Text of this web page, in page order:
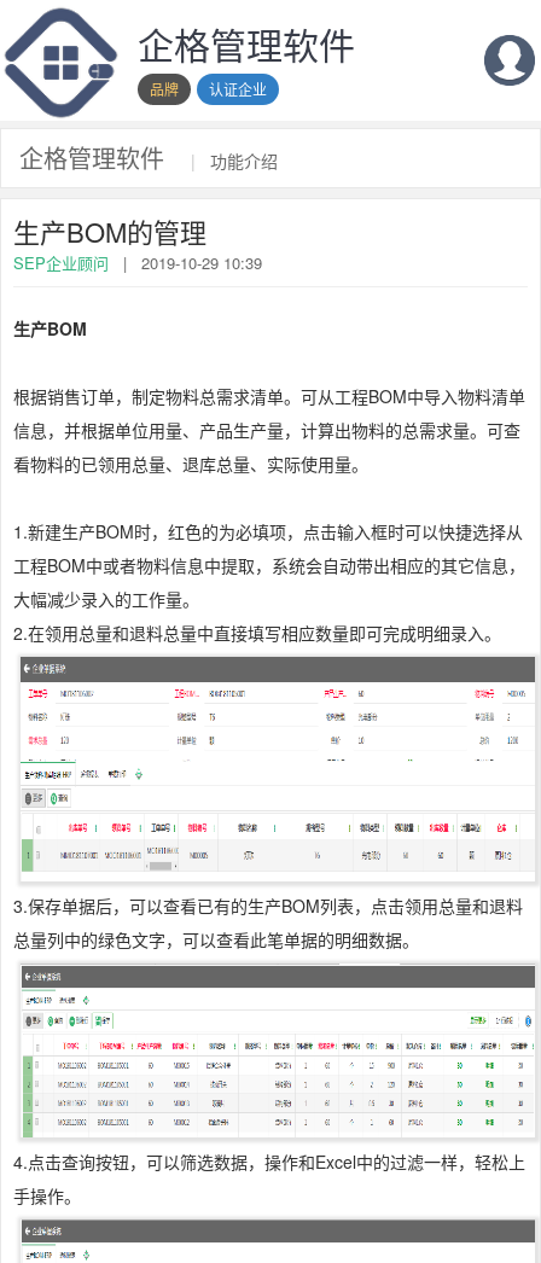
企格管理软件
品牌 认证企业
企格管理软件 | 功能介绍
生产BOM的管理
SEP企业顾问 | 2019-10-29 10:39
生产BOM
根据销售订单，制定物料总需求清单。可从工程BOM中导入物料清单
信息，并根据单位用量、产品生产量，计算出物料的总需求量。可查
看物料的已领用总量、退库总量、实际使用量。
1.新建生产BOM时，红色的为必填项，点击输入框时可以快捷选择从
工程BOM中或者物料信息中提取，系统会自动带出相应的其它信息，
大幅减少录入的工作量。
2.在领用总量和退料总量中直接填写相应数量即可完成明细录入。
3.保存单据后，可以查看已有的生产BOM列表，点击领用总量和退料
总量列中的绿色文字，可以查看此笔单据的明细数据。
4.点击查询按钮，可以筛选数据，操作和Excel中的过滤一样，轻松上
手操作。